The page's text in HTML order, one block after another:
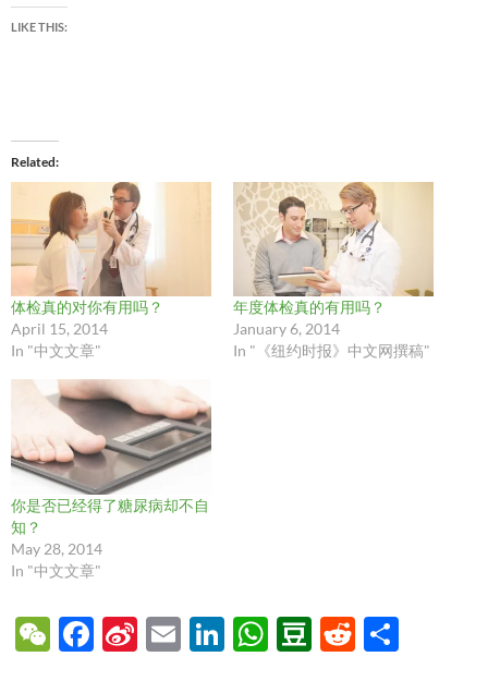
LIKE THIS:
Related
体检真的对你有用吗？
April 15, 2014
In "中文文章"
年度体检真的有用吗？
January 6, 2014
In "《纽约时报》中文网撰稿"
你是否已经得了糖尿病却不自
知？
May 28, 2014
In "中文文章"
W F
Si E
Li
W D
R